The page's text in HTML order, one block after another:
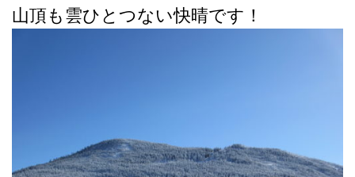
山頂も雲ひとつない快晴です！